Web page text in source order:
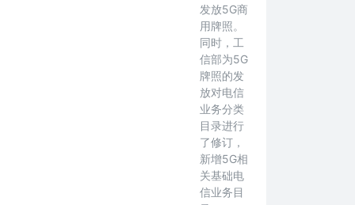
发放5G商
用牌照。
同时，工
信部为5G
牌照的发
放对电信
业务分类
目录进行
了修订，
新增5G相
关基础电
信业务目